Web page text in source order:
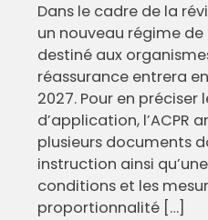
Dans le cadre de la
un nouveau régime
destiné aux
réassurance entrera
2027. Pour en préciser
d’application, l’ACPR
plusieurs documents
instruction ainsi
conditions et les
proportionnalité […]